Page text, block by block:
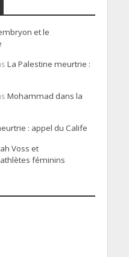
et le
La Palestine meurtrie :
Mohammad dans la
: appel du Calife
Voss et
féminins